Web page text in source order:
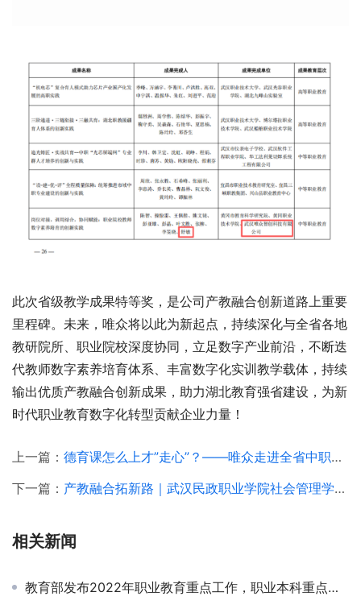
此次省级教学成果特等奖，是公司产教融合创新道路上重要
里程碑。未来，唯众将以此为新起点，持续深化与全省各地
教研院所、职业院校深度协同，立足数字产业前沿，不断迭
代教师数字素养培育体系、丰富数字化实训教学载体，持续
输出优质产教融合创新成果，助力湖北教育强省建设，为新
时代职业教育数字化转型贡献企业力量！
上一篇： 德育课怎么上才”走心”？——唯众走进全省中职思政教研活动，解锁 “思政 + 心理” 融合新路径
下一篇： 产教融合拓新路｜武汉民政职业学院社会管理学院到访唯众，共探AI心理健康校企合作新路径
相关新闻
教育部发布2022年职业教育重点工作，职业本科重点抓三件事